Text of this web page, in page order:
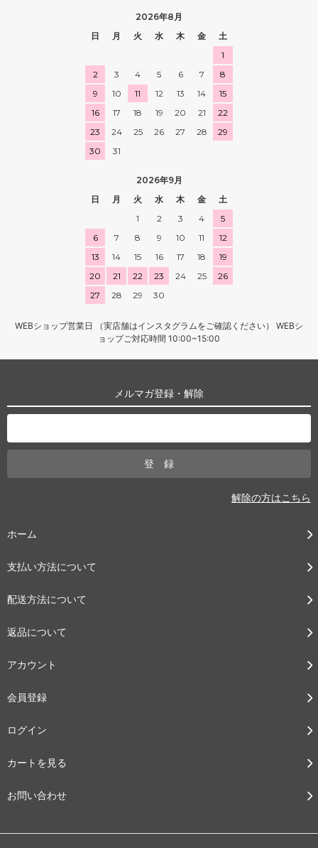
2026年8月
日
月 火 水 木 金
土
1
2
3 4 5 6 7
8
9
10 11 12 13 14
15
16
17 18 19 20 21
22
23
24 25 26 27 28
29
30
31
2026年9月
日
月 火 水 木 金
土
1
2 3 4
5
6
7 8 9 10 11
12
13
14 15 16 17 18
19
20
21 22 23 24 25
26
27
28 29 30
WEBショップ営業日 （実店舗はインスタグラムをご確認ください） WEBシ
ョップご対応時間 10:00~15:00
メルマガ登録・解除
解除の方はこちら
ホーム
支払い方法について
配送方法について
返品について
アカウント
会員登録
ログイン
カートを見る
お問い合わせ